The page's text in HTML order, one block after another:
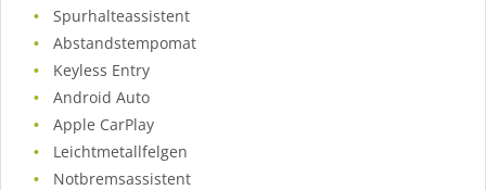
Spurhalteassistent
Abstandstempomat
Keyless Entry
Android Auto
Apple CarPlay
Leichtmetallfelgen
Notbremsassistent